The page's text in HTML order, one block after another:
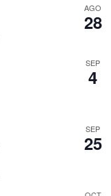
AGO
28
SEP
4
SEP
25